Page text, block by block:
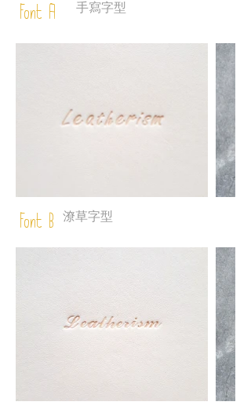
Font A 手寫字型
Font B 潦草字型